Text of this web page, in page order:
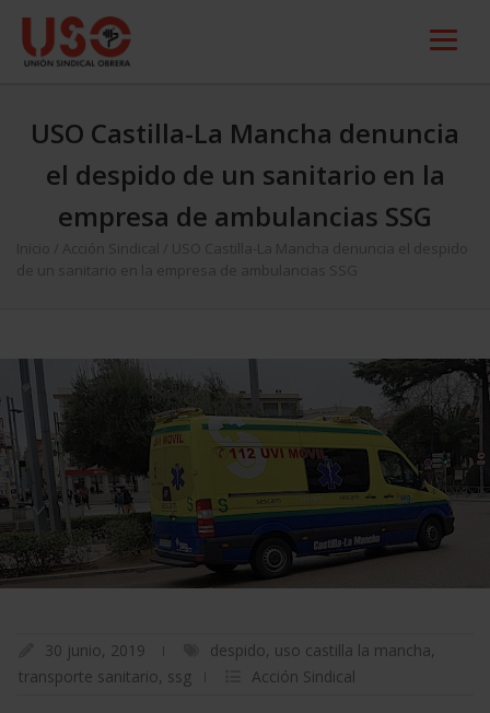
USO Castilla-La Mancha denuncia
el despido de un sanitario en la
empresa de ambulancias SSG
Inicio Acción Sindical
USO Castilla-La Mancha denuncia el despido
de un sanitario en la empresa de ambulancias SSG
30 junio, 2019 despido, uso castilla la mancha,
transporte sanitario, ssg Acción Sindical